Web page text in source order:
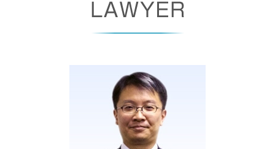
パワハラ 基準
労働審判 流れ
民事再生 デメリット
官報 自己破産
ブラックリスト 条件
自己破産 受任通知
自己破産 復活期間
相続 大阪府 相談
相続 豊中市 相談
破産事件 大阪府 弁護士
企業法務 尼崎市 相談
離婚 大阪府 弁護士
破産事件 高槻市 弁護士
債権回収 堺市 弁護士